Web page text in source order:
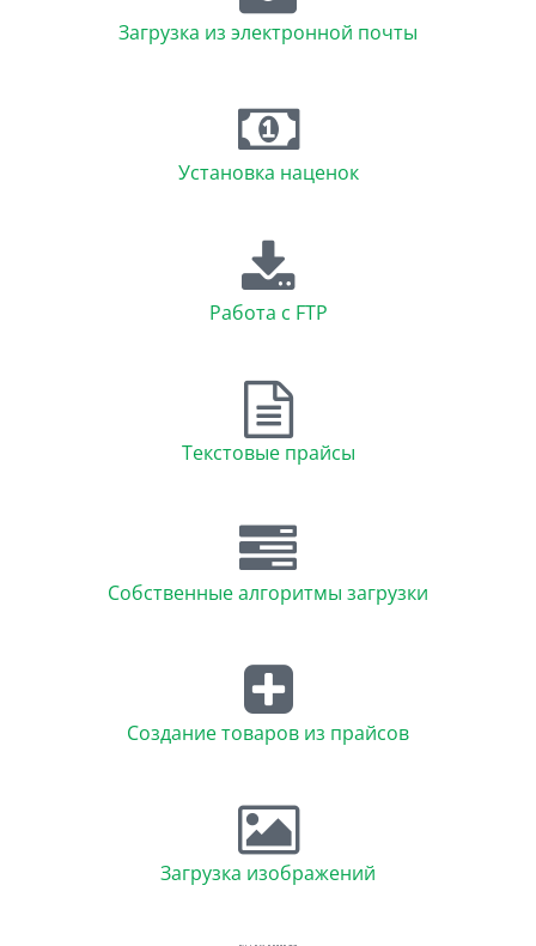
Загрузка из электронной почты
Установка наценок
Работа с FTP
Текстовые прайсы
Собственные алгоритмы загрузки
Создание товаров из прайсов
Загрузка изображений